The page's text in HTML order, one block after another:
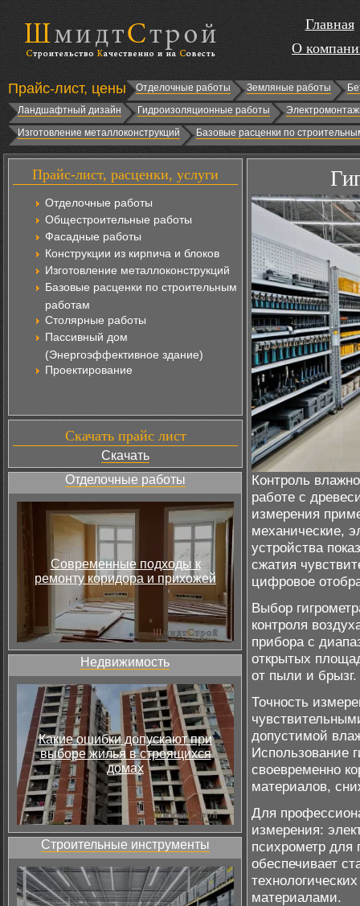
Главная
О
Прайс-лист, цены Отделочные работы Земляные работы
Ландшафтный дизайн
Гидроизоляционные работы
Изготовление металлоконструкций
Базовые расценки по
Прайс-лист, расценки, услуги
Отделочные работы
Общестроительные работы
Фасадные работы
Конструкции из кирпича и блоков
Изготовление металлоконструкций
Базовые расценки по строительным
работам
Столярные работы
Пассивный дом
(Энергоэффективное здание)
Проектирование
Скачать прайс лист
Скачать
Отделочные работы
Современные подходы к
ремонту коридора и прихожей
Недвижимость
Какие ошибки допускают при
выборе жилья в строящихся
домах
Строительные инструменты
Контроль
работе с
измерения
механические,
устройства
сжатия
цифровое
Выбор
контроля
прибора с
открытых
от пыли и брызг.
Точность
допустимой
Использование
своевременно
материалов,
Для
измерения:
психрометр для
обеспечивает
материалами.